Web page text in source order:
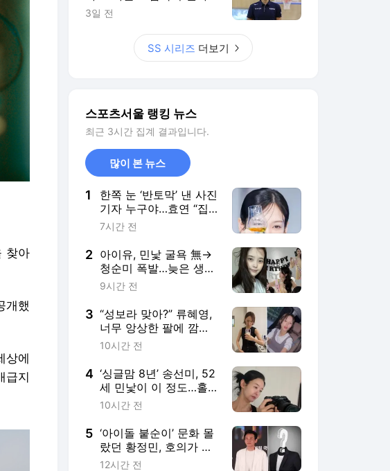
찾아
개했
상에
급지
는 농구는 ‘따로’ 있다 [SS
3일 전
SS 시리즈 더보기
스포츠서울 랭킹 뉴스
최근 3시간 집계 결과입니다.
많이 본 뉴스
1
한쪽 눈 ‘반토막’ 낸 사진
기자 누구야…효연 “집
주소 삽니다” 찾아갈 기
7시간 전
2 아이유, 민낯 굴욕 無→
청순미 폭발…늦은 생일
파티까지 일상 대방출
9시간 전
3 “성보라 맞아?” 류혜영,
너무 앙상한 팔에 깜
짝…“다이어트 한 적 없
10시간 전
4 ‘싱글맘 8년’ 송선미, 52
세 민낯이 이 정도…홀
로 딸 키우며 ‘자기관리’
10시간 전
5 ‘아이돌 붙순이’ 문화 몰
랐던 황정민, 호의가 올
가미 됐나…62번 전화
12시간 전